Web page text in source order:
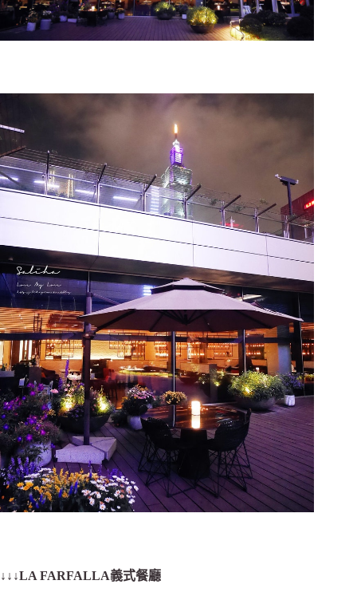
↓↓↓LA FARFALLA義式餐廳